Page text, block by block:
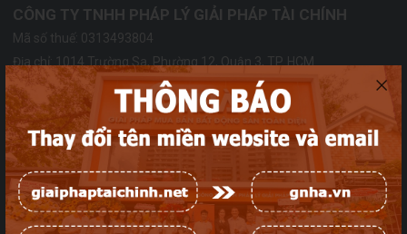
CÔNG TY TNHH PHÁP LÝ GIẢI PHÁP TÀI CHÍNH
Mã số thuế: 0313493804
Địa chỉ:
1014 Trường Sa, Phường 12, Quận 3, TP. HCM
Hotline:1900.588.857
Email: cskh@giaiphaptaichinh.net
Đại diện pháp luật: Ông Phan Quang Thắng
Ngày cấp giấy phép: 16/10/2015